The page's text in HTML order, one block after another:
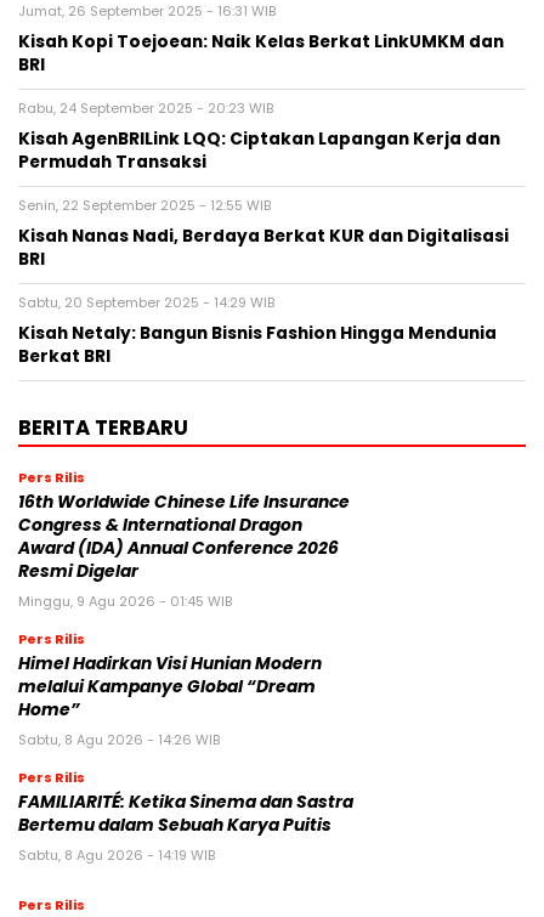
Jumat, 26 September 2025 - 16:31 WIB
Kisah Kopi Toejoean: Naik Kelas Berkat LinkUMKM dan
BRI
Rabu, 24 September 2025 - 20:23 WIB
Kisah AgenBRILink LQQ: Ciptakan Lapangan Kerja dan
Permudah Transaksi
Senin, 22 September 2025 - 12:55 WIB
Kisah Nanas Nadi, Berdaya Berkat KUR dan Digitalisasi
BRI
Sabtu, 20 September 2025 - 14:29 WIB
Kisah Netaly: Bangun Bisnis Fashion Hingga Mendunia
Berkat BRI
BERITA TERBARU
Pers Rilis
16th Worldwide Chinese Life Insurance
Congress & International Dragon
Award (IDA) Annual Conference 2026
Resmi Digelar
Minggu, 9 Agu 2026 - 01:45 WIB
Pers Rilis
Himel Hadirkan Visi Hunian Modern
melalui Kampanye Global “Dream
Home”
Sabtu, 8 Agu 2026 - 14:26 WIB
Pers Rilis
FAMILIARITÉ: Ketika Sinema dan Sastra
Bertemu dalam Sebuah Karya Puitis
Sabtu, 8 Agu 2026 - 14:19 WIB
Pers Rilis